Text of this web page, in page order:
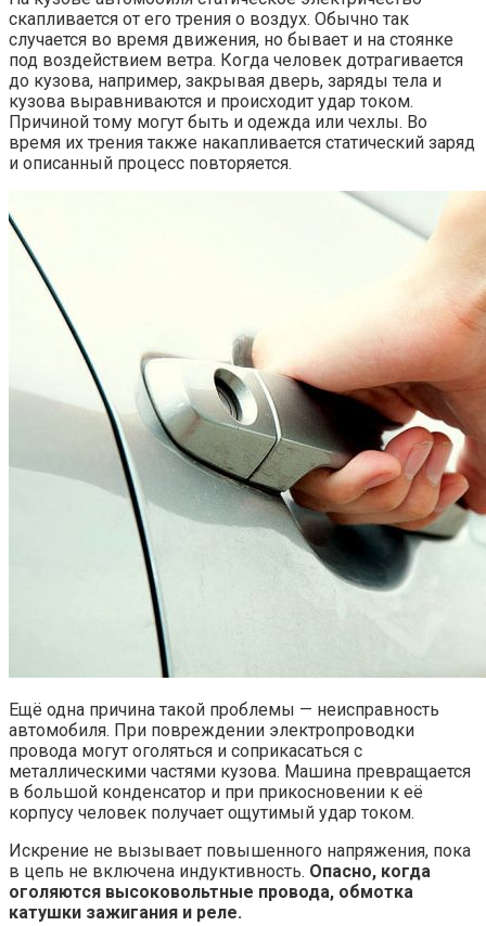
скапливается от его трения о воздух. Обычно так
случается во время движения, но бывает и на стоянке
под воздействием ветра. Когда человек дотрагивается
до кузова, например, закрывая дверь, заряды тела и
кузова выравниваются и происходит удар током.
Причиной тому могут быть и одежда или чехлы. Во
время их трения также накапливается статический заряд
и описанный процесс повторяется.
Ещё одна причина такой проблемы — неисправность
автомобиля. При повреждении электропроводки
провода могут оголяться и соприкасаться с
металлическими частями кузова. Машина превращается
в большой конденсатор и при прикосновении к её
корпусу человек получает ощутимый удар током.
Искрение не вызывает повышенного напряжения, пока
в цепь не включена индуктивность. Опасно, когда
оголяются высоковольтные провода, обмотка
катушки зажигания и реле.